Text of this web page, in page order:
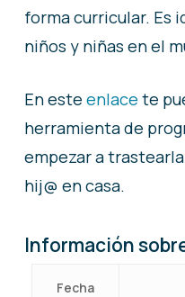
forma curricular. Es
niños y niñas en el
En este enlace te
herramienta de
empezar a
hij@ en casa.
Información
Fecha